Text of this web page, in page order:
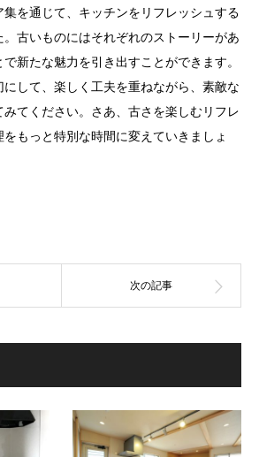
を通じて、キッチンをリフレッシュする
古いものにはそれぞれのストーリーがあ
新たな魅力を引き出すことができます。
して、楽しく工夫を重ねながら、素敵な
てください。さあ、古さを楽しむリフレ
もっと特別な時間に変えていきましょ